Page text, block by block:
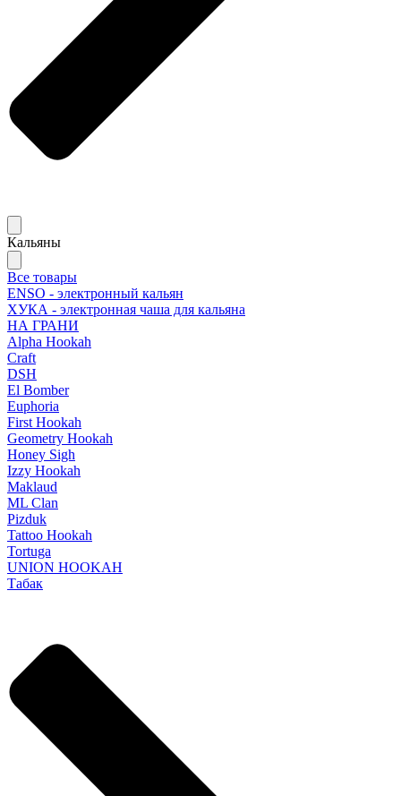
Кальяны
Все товары
ENSO - электронный кальян
ХУКА - электронная чаша для кальяна
НА ГРАНИ
Alpha Hookah
Craft
DSH
El Bomber
Euphoria
First Hookah
Geometry Hookah
Honey Sigh
Izzy Hookah
Maklaud
ML Clan
Pizduk
Tattoo Hookah
Tortuga
UNION HOOKAH
Табак